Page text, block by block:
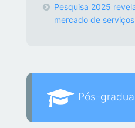
Pesquisa 2025
mercado de
Pós-